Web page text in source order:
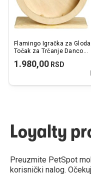
Flamingo Igračka za
Točak za Trčanje Danco
1.980,00 RSD
Loyalty
Preuzmite PetSpot
korisnički nalog.